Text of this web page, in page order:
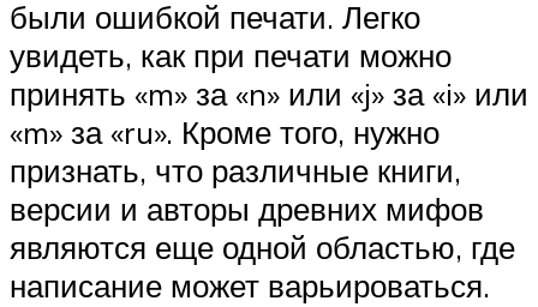
были ошибкой печати. Легко
увидеть, как при печати можно
принять «m» за «n» или «j» за «i» или
«m» за «ru». Кроме того, нужно
признать, что различные книги,
версии и авторы древних мифов
являются еще одной областью, где
написание может варьироваться.